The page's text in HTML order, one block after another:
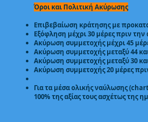
Όροι και Πολιτική Ακύρωσης
Επιβεβαίωση κράτησης με
Εξόφληση μέχρι 30 μέρες πριν
Ακύρωση συμμετοχής μέχρι 45
Ακύρωση συμμετοχής μεταξύ 44
Ακύρωση συμμετοχής μεταξύ 30
Ακύρωση συμμετοχής 20 μέρες
Για τα μέσα ολικής ναύλωσης
100% της αξίας τους ασχέτως της